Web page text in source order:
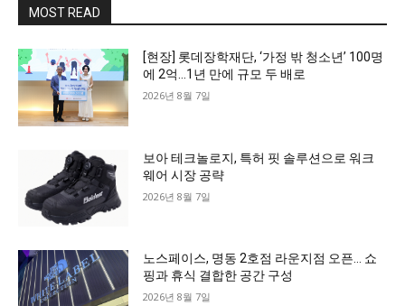
MOST READ
[현장] 롯데장학재단, ‘가정 밖 청소년’ 100명
에 2억…1년 만에 규모 두 배로
2026년 8월 7일
보아 테크놀로지, 특허 핏 솔루션으로 워크
웨어 시장 공략
2026년 8월 7일
노스페이스, 명동 2호점 라운지점 오픈… 쇼
핑과 휴식 결합한 공간 구성
2026년 8월 7일